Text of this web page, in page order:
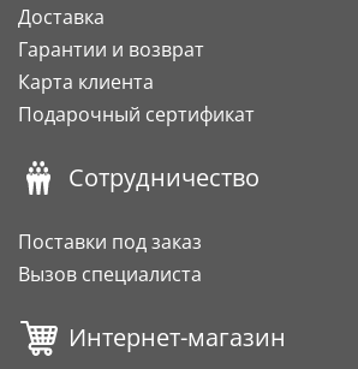
Доставка
Гарантии и возврат
Карта клиента
Подарочный сертификат
Сотрудничество
Поставки под заказ
Вызов специалиста
Интернет-магазин